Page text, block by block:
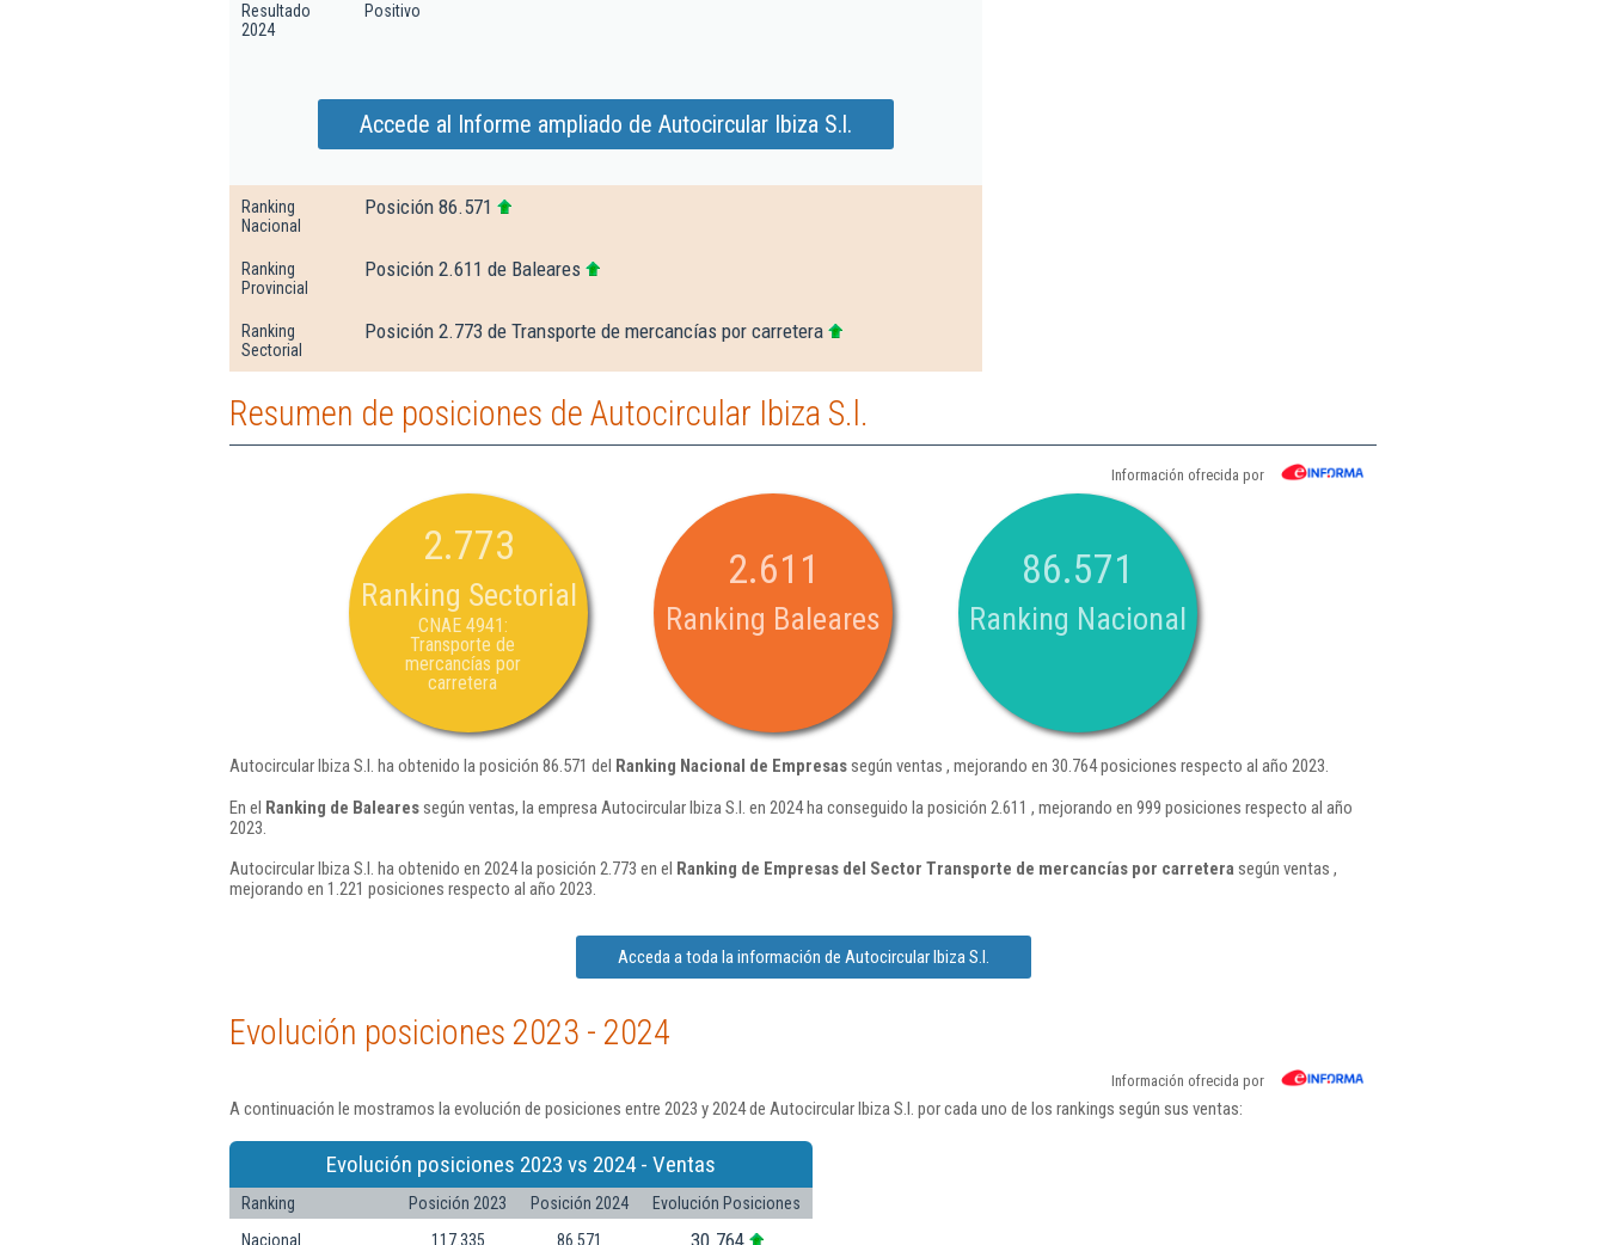
Resultado
2024
Positivo
Accede al Informe ampliado de Autocircular Ibiza S.l.
Ranking
Nacional
Posición 86.571
Ranking
Provincial
Posición 2.611 de Baleares
Ranking
Sectorial
Posición 2.773 de Transporte de mercancías por carretera
Resumen de posiciones de Autocircular Ibiza S.l.
Información ofrecida por
2.773
Ranking Sectorial
CNAE 4941:
Transporte de
mercancías por
carretera
2.611
Ranking Baleares
86.571
Ranking Nacional
Autocircular Ibiza S.l. ha obtenido la posición 86.571 del Ranking Nacional de Empresassegún ventas , mejorando en 30.764 posiciones respecto al año 2023.
En el Ranking de Balearessegún ventas, la empresa Autocircular Ibiza S.l. en 2024 ha conseguido la posición 2.611 , mejorando en 999 posiciones respecto al año
2023.
Autocircular Ibiza S.l. ha obtenido en 2024 la posición 2.773 en el Ranking de Empresas del Sector Transporte de mercancías por carreterasegún ventas ,
mejorando en 1.221 posiciones respecto al año 2023.
Acceda a toda la información de Autocircular Ibiza S.l.
Evolución posiciones 2023 - 2024
Información ofrecida por
A continuación le mostramos la evolución de posiciones entre 2023 y 2024 de Autocircular Ibiza S.l. por cada uno de los rankings según sus ventas:
Evolución posiciones 2023 vs 2024 - Ventas
Ranking Posición 2023 Posición 2024
Evolución Posiciones
Nacional
117.335 86.571 30.764